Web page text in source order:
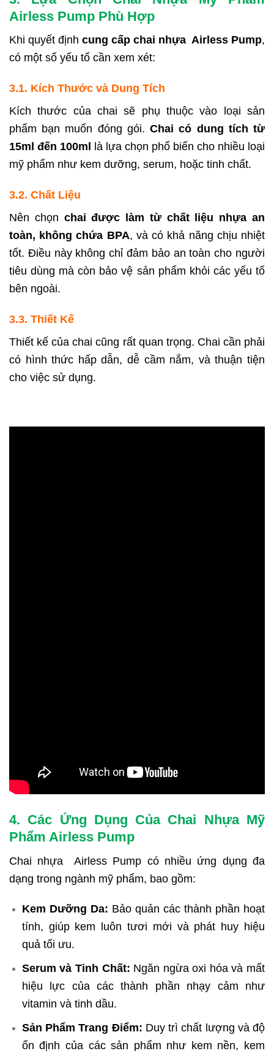
Airless Pump Phù Hợp
Khi quyết định cung cấp chai nhựa Airless Pump,
có một số yếu tố cần xem xét:
3.1. Kích Thước và Dung Tích
Kích thước của chai sẽ phụ thuộc vào loại sản
phẩm bạn muốn đóng gói.Chai có dung tích từ
15ml đến 100ml là lựa chọn phổ biến cho nhiều loại
mỹ phẩm như kem dưỡng, serum, hoặc tinh chất.
3.2. Chất Liệu
Nên chọn chai được làm từ chất liệu nhựa an
toàn, không chứa BPA, và có khả năng chịu nhiệt
tốt. Điều này không chỉ đảm bảo an toàn cho người
tiêu dùng mà còn bảo vệ sản phẩm khỏi các yếu tố
bên ngoài.
3.3. Thiết Kế
Thiết kế của chai cũng rất quan trọng. Chai cần phải
có hình thức hấp dẫn, dễ cầm nắm, và thuận tiện
cho việc sử dụng.
4. Các Ứng Dụng Của Chai Nhựa Mỹ
Phẩm Airless Pump
Chai nhựa Airless Pump có nhiều ứng dụng đa
dạng trong ngành mỹ phẩm, bao gồm:
Kem Dưỡng Da: Bảo quản các thành phần hoạt
tính, giúp kem luôn tươi mới và phát huy hiệu
quả tối ưu.
Serum và Tinh Chất: Ngăn ngừa oxi hóa và mất
hiệu lực của các thành phần nhạy cảm như
vitamin và tinh dầu.
Sản Phẩm Trang Điểm: Duy trì chất lượng và độ
ổn định của các sản phẩm như kem nền, kem